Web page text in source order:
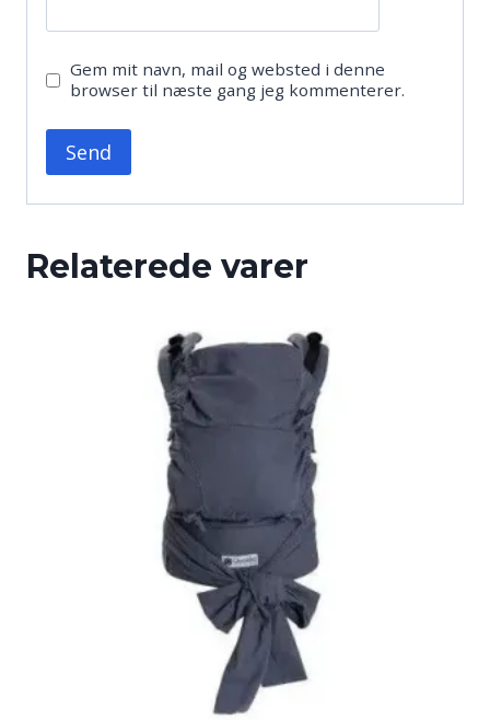
Gem mit navn, mail og websted i denne
browser til næste gang jeg kommenterer.
Relaterede varer